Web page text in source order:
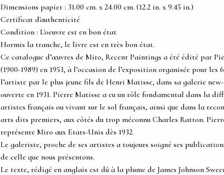
Dimensions papier : 31.00 cm. x 24.00 cm. (12.2 in. x 9.45 in.)
Certificat d'authenticité
Condition : L'oeuvre est en bon état
Hormis la tranche, le livre est en très bon état.
Ce catalogue d’œuvres de Miro, Recent Paintings a été édité par
(1900-1989) en 1953, à l’occasion de l’exposition organisée pour les
l’artiste par le plus jeune fils de Henri Matisse, dans sa galerie
ouverte en 1931. Pierre Matisse a eu un rôle fondamental dans la
artistes français ou vivant sur le sol français, ainsi que dans la
arts dits premiers, aux côtés du trop méconnu Charles Ratton.
représente Miro aux Etats-Unis dès 1932.
Le galeriste, proche de ses artistes a toujours soigné ses
de celle que nous présentons.
Le texte, rédigé en anglais est dû à la plume de James Johnson